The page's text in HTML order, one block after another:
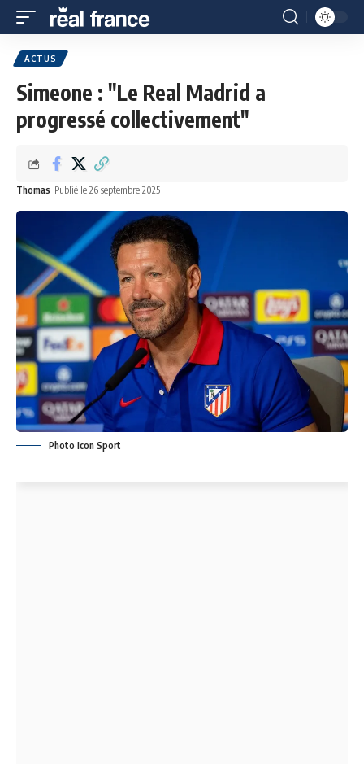
ACTUS
Simeone : "Le Real Madrid a
progressé collectivement"
Thomas Publié le 26 septembre 2025
Photo Icon Sport